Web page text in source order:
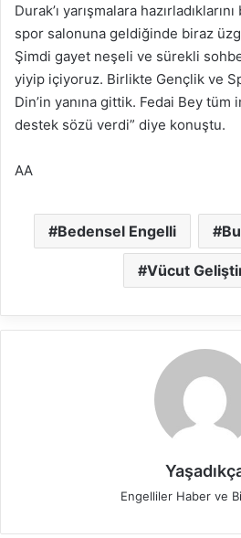
Durak’ı yarışmalara
spor salonuna geldiğinde biraz
Şimdi gayet neşeli ve sürekli
yiyip içiyoruz. Birlikte Gençlik ve
Din’in yanına gittik. Fedai Bey tüm
destek sözü verdi” diye konuştu.
AA
Bedensel Engelli
Vücut
Engelliler Haber ve